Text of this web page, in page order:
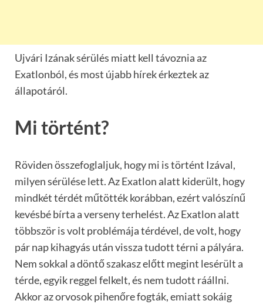
Ujvári Izának sérülés miatt kell távoznia az
Exatlonból, és most újabb hírek érkeztek az
állapotáról.
Mi történt?
Röviden összefoglaljuk, hogy mi is történt Izával,
milyen sérülése lett. Az Exatlon alatt kiderült, hogy
mindkét térdét műtötték korábban, ezért valószínű
kevésbé bírta a verseny terhelést. Az Exatlon alatt
többször is volt problémája térdével, de volt, hogy
pár nap kihagyás után vissza tudott térni a pályára.
Nem sokkal a döntő szakasz előtt megint lesérült a
térde, egyik reggel felkelt, és nem tudott ráállni.
Akkor az orvosok pihenőre fogták, emiatt sokáig